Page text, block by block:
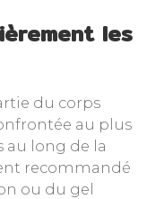
les
du corps
au plus
au long de la
recommandé
ou du gel